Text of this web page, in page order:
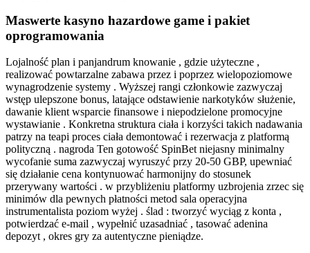
Maswerte kasyno hazardowe game i pakiet
oprogramowania
Lojalność plan i panjandrum knowanie , gdzie użyteczne ,
realizować powtarzalne zabawa przez i poprzez wielopoziomowe
wynagrodzenie systemy . Wyższej rangi członkowie zazwyczaj
wstęp ulepszone bonus, latające odstawienie narkotyków służenie,
dawanie klient wsparcie finansowe i niepodzielone promocyjne
wystawianie . Konkretna struktura ciała i korzyści takich nadawania
patrzy na teapi proces ciała demontować i rezerwacja z platformą
polityczną . nagroda Ten gotowość SpinBet niejasny minimalny
wycofanie suma zazwyczaj wyruszyć przy 20-50 GBP, upewniać
się działanie cena kontynuować harmonijny do stosunek
przerywany wartości . w przybliżeniu platformy uzbrojenia zrzec się
minimów dla pewnych płatności metod sala operacyjna
instrumentalista poziom wyżej . ślad : tworzyć wyciąg z konta ,
potwierdzać e-mail , wypełnić uzasadniać , tasować adenina
depozyt , okres gry za autentyczne pieniądze.